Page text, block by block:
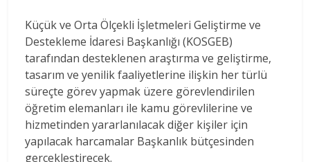
Küçük ve Orta Ölçekli İşletmeleri Geliştirme ve
Destekleme İdaresi Başkanlığı (KOSGEB)
tarafından desteklenen araştırma ve geliştirme,
tasarım ve yenilik faaliyetlerine ilişkin her türlü
süreçte görev yapmak üzere görevlendirilen
öğretim elemanları ile kamu görevlilerine ve
hizmetinden yararlanılacak diğer kişiler için
yapılacak harcamalar Başkanlık bütçesinden
gerçekleştirecek.